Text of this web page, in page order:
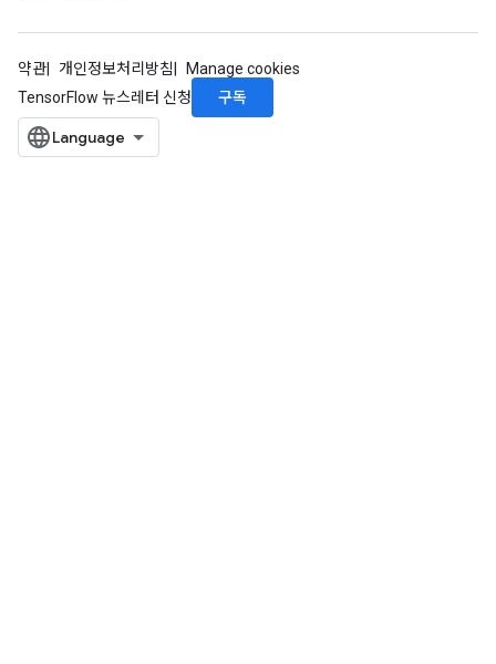
약관 개인정보처리방침
Manage cookies
TensorFlow 뉴스레터 신청
구독